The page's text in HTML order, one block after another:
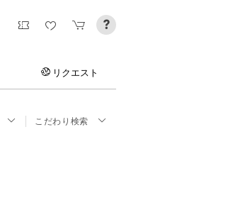
リクエスト
こだわり検索